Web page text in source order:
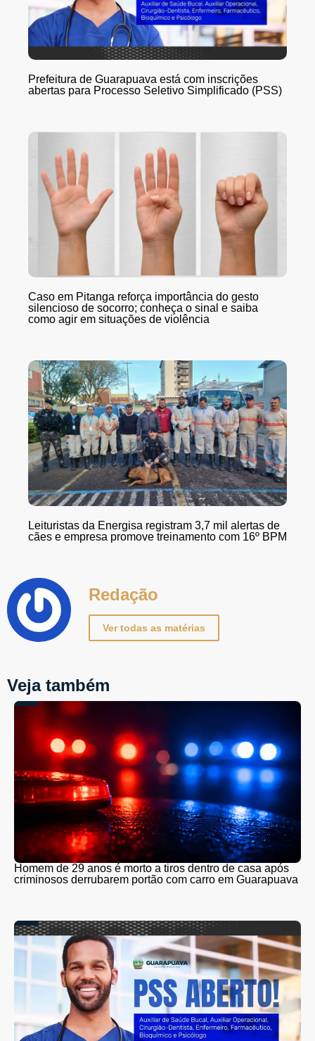
Prefeitura de Guarapuava está com inscrições
abertas para Processo Seletivo Simplificado (PSS)
Caso em Pitanga reforça importância do gesto
silencioso de socorro; conheça o sinal e saiba
como agir em situações de violência
Leituristas da Energisa registram 3,7 mil alertas de
cães e empresa promove treinamento com 16º BPM
Redação
Ver todas as matérias
Veja também
Homem de 29 anos é morto a tiros dentro de casa após
criminosos derrubarem portão com carro em Guarapuava